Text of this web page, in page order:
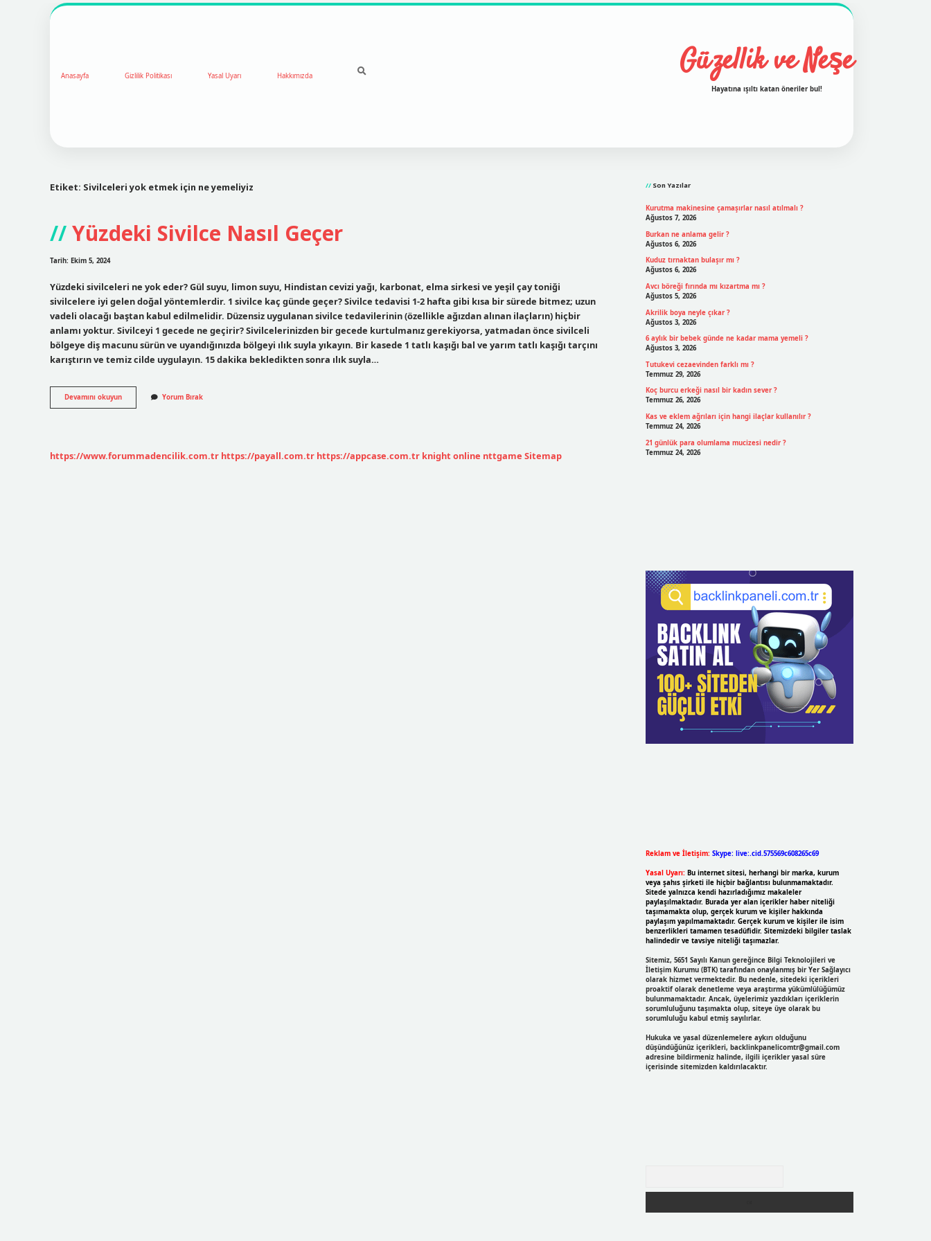
Anasayfa Gizlilik Politikası Yasal Uyarı Hakkımızda Güzellik ve Neşe
Hayatına ışıltı katan öneriler bul!
Etiket: Sivilceleri yok etmek için ne yemeliyiz
Yüzdeki Sivilce Nasıl Geçer
Tarih: Ekim 5, 2024
Yüzdeki sivilceleri ne yok eder? Gül suyu, limon suyu, Hindistan cevizi yağı, karbonat, elma sirkesi ve yeşil çay toniği
sivilcelere iyi gelen doğal yöntemlerdir. 1 sivilce kaç günde geçer? Sivilce tedavisi 1-2 hafta gibi kısa bir sürede bitmez; uzun
vadeli olacağı baştan kabul edilmelidir. Düzensiz uygulanan sivilce tedavilerinin (özellikle ağızdan alınan ilaçların) hiçbir
anlamı yoktur. Sivilceyi 1 gecede ne geçirir? Sivilcelerinizden bir gecede kurtulmanız gerekiyorsa, yatmadan önce sivilceli
bölgeye diş macunu sürün ve uyandığınızda bölgeyi ılık suyla yıkayın. Bir kasede 1 tatlı kaşığı bal ve yarım tatlı kaşığı tarçını
karıştırın ve temiz cilde uygulayın. 15 dakika bekledikten sonra ılık suyla…
Devamını okuyunYüzdeki
Sivilce
Yorum Bırak
https://www.forummadencilik.com.tr https://payall.com.tr https://appcase.com.tr knight online nttgame Sitemap
Son Yazılar
Kurutma makinesine çamaşırlar nasıl atılmalı ?
Ağustos 7, 2026
Burkan ne anlama gelir ?
Ağustos 6, 2026
Kuduz tırnaktan bulaşır mı ?
Ağustos 6, 2026
Avcı böreği fırında mı kızartma mı ?
Ağustos 5, 2026
Akrilik boya neyle çıkar ?
Ağustos 3, 2026
6 aylık bir bebek günde ne kadar mama yemeli ?
Ağustos 3, 2026
Tutukevi cezaevinden farklı mı ?
Temmuz 29, 2026
Koç burcu erkeği nasıl bir kadın sever ?
Temmuz 26, 2026
Kas ve eklem ağrıları için hangi ilaçlar kullanılır ?
Temmuz 24, 2026
21 günlük para olumlama mucizesi nedir ?
Temmuz 24, 2026
Reklam ve İletişim: Skype: live:.cid.575569c608265c69
Yasal Uyarı: Bu internet sitesi, herhangi bir marka, kurum
veya şahıs şirketi ile hiçbir bağlantısı bulunmamaktadır.
Sitede yalnızca kendi hazırladığımız makaleler
paylaşılmaktadır. Burada yer alan içerikler haber niteliği
taşımamakta olup, gerçek kurum ve kişiler hakkında
paylaşım yapılmamaktadır. Gerçek kurum ve kişiler ile isim
benzerlikleri tamamen tesadüfidir. Sitemizdeki bilgiler taslak
halindedir ve tavsiye niteliği taşımazlar.
Sitemiz, 5651 Sayılı Kanun gereğince Bilgi Teknolojileri ve
İletişim Kurumu (BTK) tarafından onaylanmış bir Yer Sağlayıcı
olarak hizmet vermektedir. Bu nedenle, sitedeki içerikleri
proaktif olarak denetleme veya araştırma yükümlülüğümüz
bulunmamaktadır. Ancak, üyelerimiz yazdıkları içeriklerin
sorumluluğunu taşımakta olup, siteye üye olarak bu
sorumluluğu kabul etmiş sayılırlar.
Hukuka ve yasal düzenlemelere aykırı olduğunu
düşündüğünüz içerikleri, backlinkpanelicomtr@gmail.com
adresine bildirmeniz halinde, ilgili içerikler yasal süre
içerisinde sitemizden kaldırılacaktır.